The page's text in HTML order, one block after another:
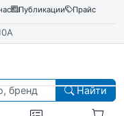
Публикации
Прайс
Найти